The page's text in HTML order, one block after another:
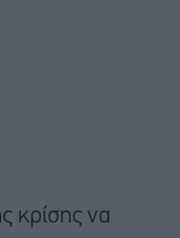
κρίσης να